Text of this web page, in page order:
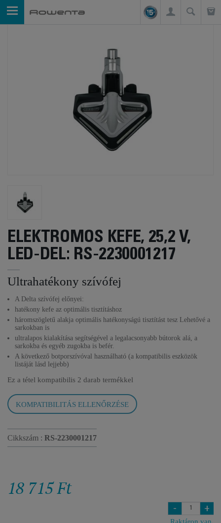
ELEKTROMOS KEFE, 25,2 V,
LED-DEL: RS-2230001217
Ultrahatékony szívófej
A Delta szívófej előnyei:
hatékony kefe az optimális tisztításhoz
háromszögletű alakja optimális hatékonyságú tisztítást tesz Lehetővé a
sarkokban is
ultralapos kialakítása segítségével a legalacsonyabb bútorok alá, a
sarkokba és egyéb zugokba is befér.
A következő botporszívóval használható (a kompatibilis eszközök
listáját lásd lejjebb)
Ez a tétel kompatibilis 2 darab termékkel
KOMPATIBILITÁS ELLENŐRZÉSE
Cikkszám : RS-2230001217
18 715 Ft
- +